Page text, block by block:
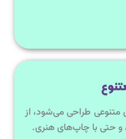
متنوعی طراحی می‌شود، از
حتی با چاپ‌های هنری.